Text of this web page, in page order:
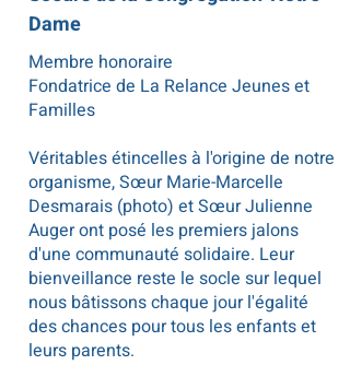
Dame
Membre honoraire
Fondatrice de La Relance Jeunes et
Familles
Véritables étincelles à l'origine de notre
organisme, Sœur Marie-Marcelle
Desmarais (photo) et Sœur Julienne
Auger ont posé les premiers jalons
d'une communauté solidaire. Leur
bienveillance reste le socle sur lequel
nous bâtissons chaque jour l'égalité
des chances pour tous les enfants et
leurs parents.